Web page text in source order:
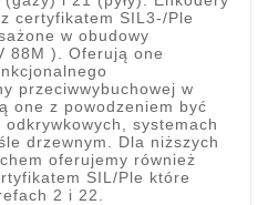
certyfikatem SIL3-/Ple
w obudowy
88M ). Oferują one
przeciwwybuchowej w
one z powodzeniem być
systemach
drzewnym. Dla niższych
oferujemy również
SIL/Ple które
2 i 22.